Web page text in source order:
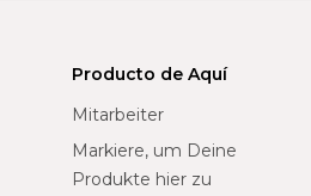
Producto de Aquí
Mitarbeiter
Markiere, um Deine
Produkte hier zu